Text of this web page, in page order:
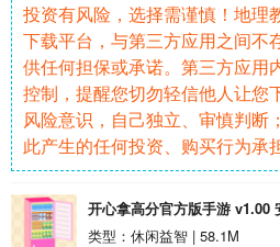
投资有风险，选择需谨慎！地理
下载平台，与第三方应用之间不
供任何担保或承诺。第三方应用
控制，提醒您切勿轻信他人让您
风险意识，自己独立、审慎判断
此产生的任何投资、购买行为承
开心拿高分官方版手游 v1.00
类型：休闲益智 | 58.1M